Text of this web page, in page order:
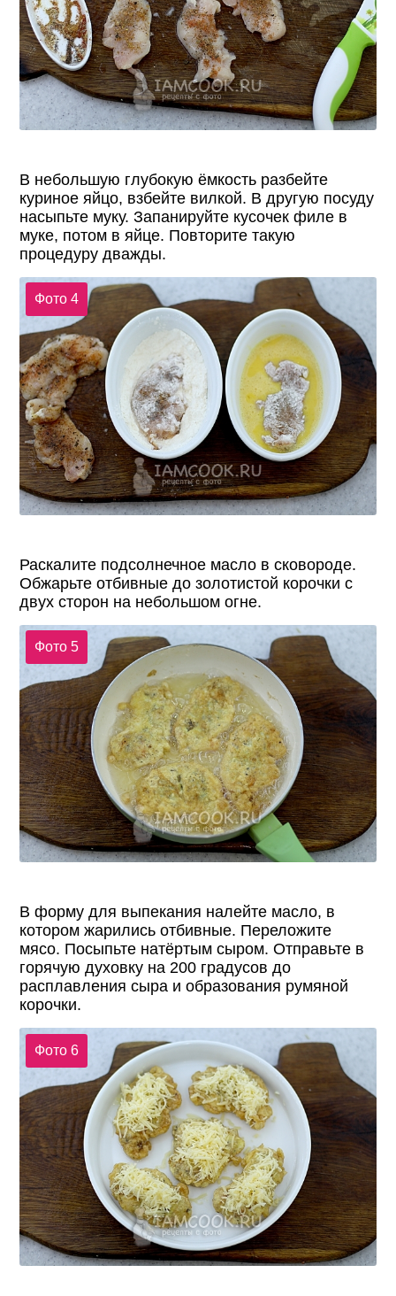
В небольшую глубокую ёмкость разбейте
куриное яйцо, взбейте вилкой. В другую посуду
насыпьте муку. Запанируйте кусочек филе в
муке, потом в яйце. Повторите такую
процедуру дважды.
Фото 4
Раскалите подсолнечное масло в сковороде.
Обжарьте отбивные до золотистой корочки с
двух сторон на небольшом огне.
Фото 5
В форму для выпекания налейте масло, в
котором жарились отбивные. Переложите
мясо. Посыпьте натёртым сыром. Отправьте в
горячую духовку на 200 градусов до
расплавления сыра и образования румяной
корочки.
Фото 6